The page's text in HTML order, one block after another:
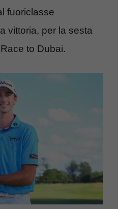
fuoriclasse
vittoria, per la sesta
to Dubai.